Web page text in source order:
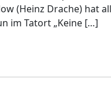
(Heinz Drache) hat
im Tatort „Keine […]